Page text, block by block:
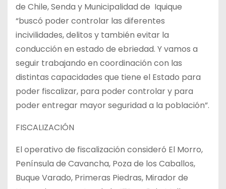
de Chile, Senda y Municipalidad de Iquique
“buscó poder controlar las diferentes
incivilidades, delitos y también evitar la
conducción en estado de ebriedad. Y vamos a
seguir trabajando en coordinación con las
distintas capacidades que tiene el Estado para
poder fiscalizar, para poder controlar y para
poder entregar mayor seguridad a la población”.
FISCALIZACIÓN
El operativo de fiscalización consideró El Morro,
Península de Cavancha, Poza de los Caballos,
Buque Varado, Primeras Piedras, Mirador de